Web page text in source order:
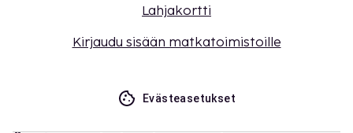
Lahjakortti
Kirjaudu sisään matkatoimistoille
Evästeasetukset